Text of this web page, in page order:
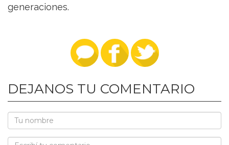
generaciones.
DEJANOS TU COMENTARIO